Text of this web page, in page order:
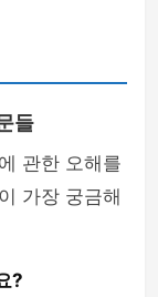
들
관한 오해를
가장 궁금해
?